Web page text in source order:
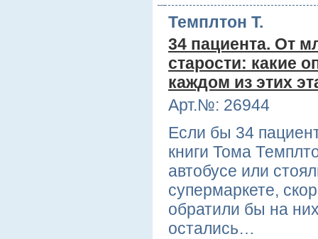
Темплтон Т.
34 пациента. От
старости: какие
каждом из этих
Арт.№: 26944
Если бы 34
книги Тома
автобусе или
супермаркете,
обратили бы на
остались…